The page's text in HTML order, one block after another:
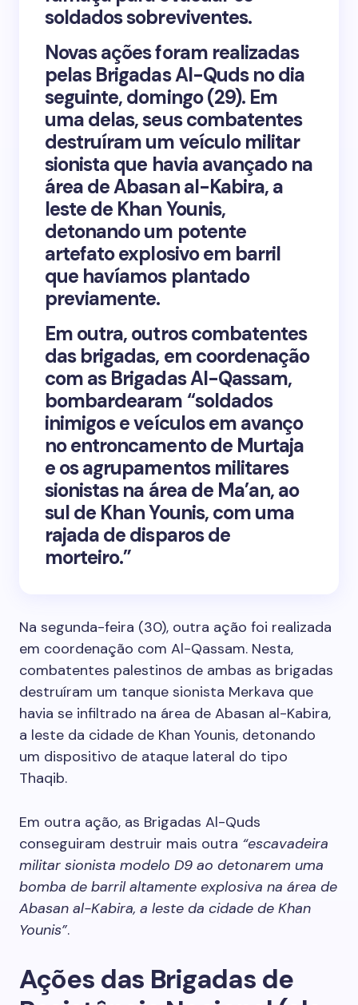
soldados sobreviventes.
Novas ações foram realizadas
pelas Brigadas Al-Quds no dia
seguinte, domingo (29). Em
uma delas, seus combatentes
destruíram um veículo militar
sionista que havia avançado na
área de Abasan al-Kabira, a
leste de Khan Younis,
detonando um potente
artefato explosivo em barril
que havíamos plantado
previamente.
Em outra, outros combatentes
das brigadas, em coordenação
com as Brigadas Al-Qassam,
bombardearam “soldados
inimigos e veículos em avanço
no entroncamento de Murtaja
e os agrupamentos militares
sionistas na área de Ma’an, ao
sul de Khan Younis, com uma
rajada de disparos de
morteiro.”
Na segunda-feira (30), outra ação foi realizada
em coordenação com Al-Qassam. Nesta,
combatentes palestinos de ambas as brigadas
destruíram um tanque sionista Merkava que
havia se infiltrado na área de Abasan al-Kabira,
a leste da cidade de Khan Younis, detonando
um dispositivo de ataque lateral do tipo
Thaqib.
Em outra ação, as Brigadas Al-Quds
conseguiram destruir mais outra “escavadeira
militar sionista modelo D9 ao detonarem uma
bomba de barril altamente explosiva na área de
Abasan al-Kabira, a leste da cidade de Khan
Younis”.
Ações das Brigadas de